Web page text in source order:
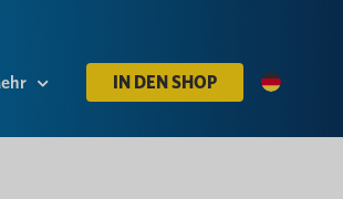
IN DEN SHOP